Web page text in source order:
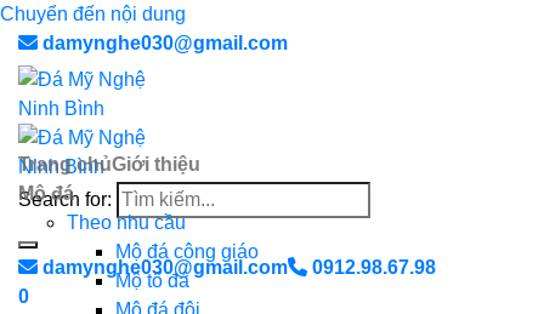
Chuyển đến nội dung
damynghe030@gmail.com
Search for:
damynghe030@gmail.com
0912.98.67.98
0
Trang chủGiới thiệu
Mộ đá
Theo nhu cầu
Mộ đá công giáo
Mộ tổ đá
Mộ đá đôi